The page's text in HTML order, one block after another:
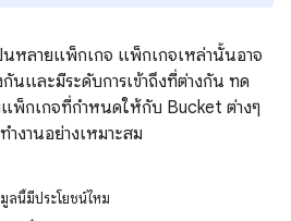
หลายแพ็กเกจ แพ็กเกจเหล่านั้นอาจ
นและมีระดับการเข้าถึงที่ต่างกัน ทด
พ็กเกจที่กำหนดให้กับ Bucket ต่างๆ
งานอย่างเหมาะสม
ลนี้มีประโยชน์ไหม